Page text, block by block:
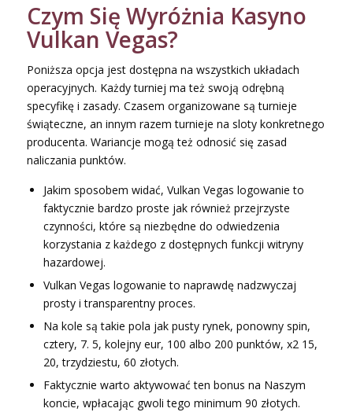
Czym Się Wyróżnia Kasyno
Vulkan Vegas?
Poniższa opcja jest dostępna na wszystkich układach
operacyjnych. Każdy turniej ma też swoją odrębną
specyfikę i zasady. Czasem organizowane są turnieje
świąteczne, an innym razem turnieje na sloty konkretnego
producenta. Wariancje mogą też odnosić się zasad
naliczania punktów.
Jakim sposobem widać, Vulkan Vegas logowanie to
faktycznie bardzo proste jak również przejrzyste
czynności, które są niezbędne do odwiedzenia
korzystania z każdego z dostępnych funkcji witryny
hazardowej.
Vulkan Vegas logowanie to naprawdę nadzwyczaj
prosty i transparentny proces.
Na kole są takie pola jak pusty rynek, ponowny spin,
cztery, 7. 5, kolejny eur, 100 albo 200 punktów, x2 15,
20, trzydziestu, 60 złotych.
Faktycznie warto aktywować ten bonus na Naszym
koncie, wpłacając gwoli tego minimum 90 złotych.